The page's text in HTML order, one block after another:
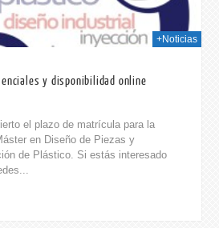
+Noticias
y disponibilidad online
el plazo de matrícula para la
en Diseño de Piezas y
de Plástico. Si estás interesado